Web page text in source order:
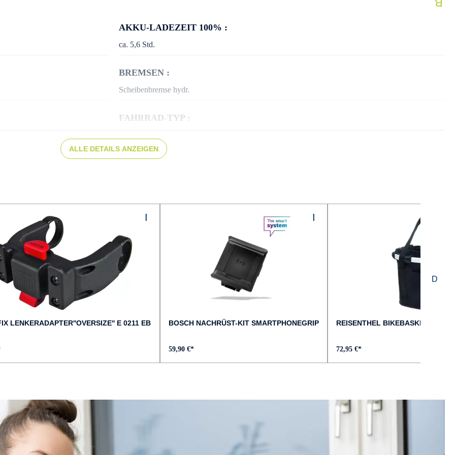
AKKU-LADEZEIT 100% :
ca. 5,6 Std.
BREMSEN :
Scheibenbremse hydr.
FAHRRAD-TYP :
GÄNGE :
5
KURBELGARNITUR :
2025
bis zu 25 km/h
ALLE DETAILS ANZEIGEN
LENKERADAPTER''OVERSIZE'' E 0211 EB BOSCH NACHRÜST-KIT SMARTPHONEGRIP
59,90 €*
REISENTHEL BIKEBASKET
72,95 €*